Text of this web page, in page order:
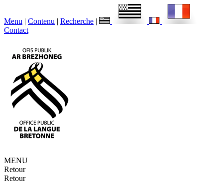
Menu | Contenu | Recherche |
Contact
MENU
Retour
Retour